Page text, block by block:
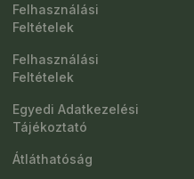
Felhasználási
Feltételek
Felhasználási
Feltételek
Egyedi Adatkezelési
Tájékoztató
Átláthatóság